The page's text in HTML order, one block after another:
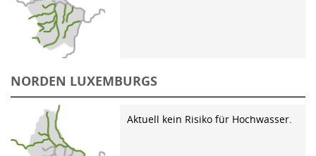
NORDEN LUXEMBURGS
Aktuell kein Risiko für Hochwasser.